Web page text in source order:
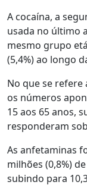
A cocaína, a
usada no último
mesmo grupo
(5,4%) ao longo
No que se refere
os números
15 aos 65 anos,
responderam
As anfetaminas
milhões (0,8%)
subindo para